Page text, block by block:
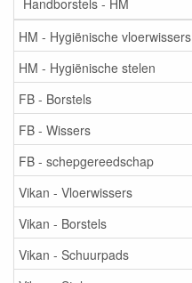
HM - Hygiënische vloerwissers
HM - Hygiënische stelen
FB - Borstels
FB - Wissers
FB - schepgereedschap
Vikan - Vloerwissers
Vikan - Borstels
Vikan - Schuurpads